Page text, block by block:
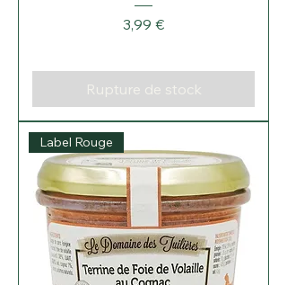
Prix
3,99 €
Rupture de stock
Label Rouge